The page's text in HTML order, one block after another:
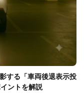
する「車両後退表示投
ントを解説